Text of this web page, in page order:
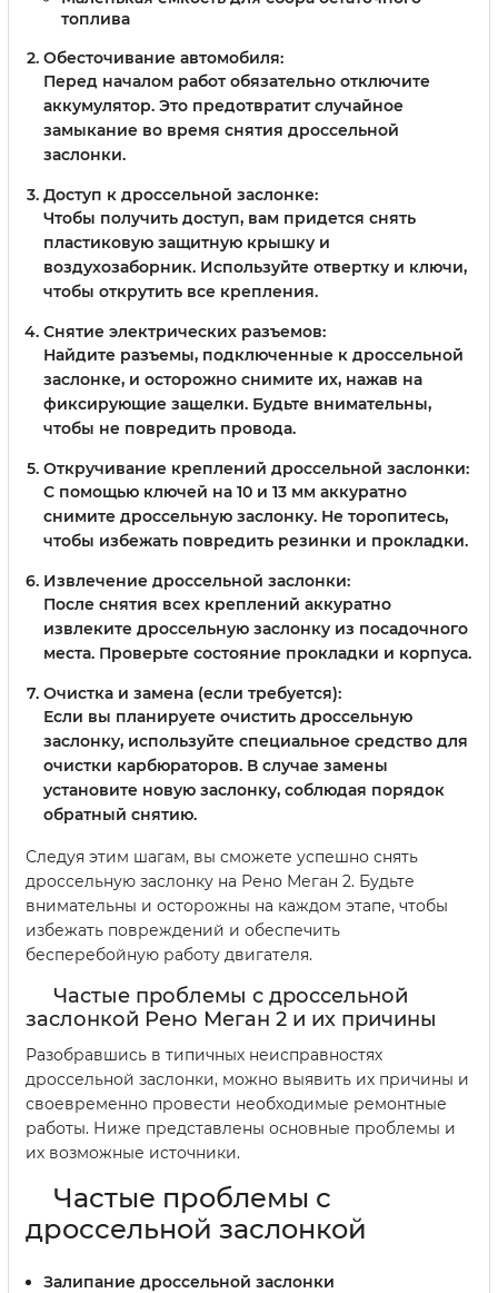
топлива
Обесточивание автомобиля:
Перед началом работ обязательно отключите
аккумулятор. Это предотвратит случайное
замыкание во время снятия дроссельной
заслонки.
Доступ к дроссельной заслонке:
Чтобы получить доступ, вам придется снять
пластиковую защитную крышку и
воздухозаборник. Используйте отвертку и ключи,
чтобы открутить все крепления.
Снятие электрических разъемов:
Найдите разъемы, подключенные к дроссельной
заслонке, и осторожно снимите их, нажав на
фиксирующие защелки. Будьте внимательны,
чтобы не повредить провода.
Откручивание креплений дроссельной заслонки:
С помощью ключей на 10 и 13 мм аккуратно
снимите дроссельную заслонку. Не торопитесь,
чтобы избежать повредить резинки и прокладки.
Извлечение дроссельной заслонки:
После снятия всех креплений аккуратно
извлеките дроссельную заслонку из посадочного
места. Проверьте состояние прокладки и корпуса.
Очистка и замена (если требуется):
Если вы планируете очистить дроссельную
заслонку, используйте специальное средство для
очистки карбюраторов. В случае замены
установите новую заслонку, соблюдая порядок
обратный снятию.
Следуя этим шагам, вы сможете успешно снять
дроссельную заслонку на Рено Меган 2. Будьте
внимательны и осторожны на каждом этапе, чтобы
избежать повреждений и обеспечить
бесперебойную работу двигателя.
Частые проблемы с дроссельной
заслонкой Рено Меган 2 и их причины
Разобравшись в типичных неисправностях
дроссельной заслонки, можно выявить их причины и
своевременно провести необходимые ремонтные
работы. Ниже представлены основные проблемы и
их возможные источники.
Частые проблемы с
дроссельной заслонкой
Залипание дроссельной заслонки